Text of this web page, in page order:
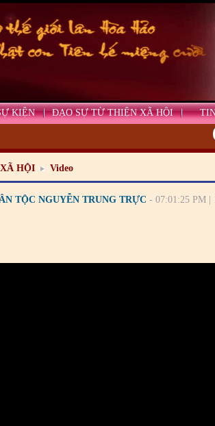
KIỆN ĐẠO SỰ TỪ THIỆN XÃ HỘI
HỘI Video
TỘC NGUYỄN TRUNG TRỰC - 07:01:25 PM |